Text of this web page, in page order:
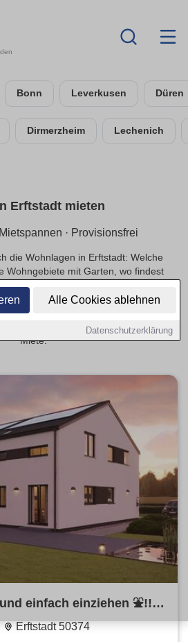
Alle Cookies ablehnen
Datenschutzerklärung
Bonn Leverkusen Düren
Dirmerzheim Lechenich
Erftstadt mieten
· Provisionsfrei
die Wohnlagen in Erftstadt: Welche
Wohngebiete mit Garten, wo findest
guter Anbindung? Transparente
Orientierung bei der monatlichen
provisionsfrei als Filter sparst du
schneller das passende Haus zur
Miete.
einfach einziehen ⛲️!!!
!!!
Erftstadt 50374